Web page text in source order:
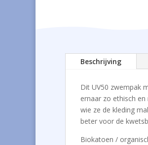
Beschrijving
Dit UV50 zwempak
ernaar zo ethisch
wie ze de kleding
beter voor de
Biokatoen /